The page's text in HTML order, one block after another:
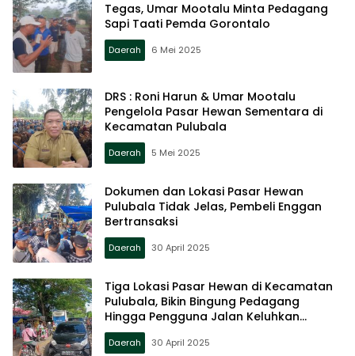
Tegas, Umar Mootalu Minta Pedagang
Sapi Taati Pemda Gorontalo
Daerah 6 Mei 2025
DRS : Roni Harun & Umar Mootalu
Pengelola Pasar Hewan Sementara di
Kecamatan Pulubala
Daerah 5 Mei 2025
Dokumen dan Lokasi Pasar Hewan
Pulubala Tidak Jelas, Pembeli Enggan
Bertransaksi
Daerah 30 April 2025
Tiga Lokasi Pasar Hewan di Kecamatan
Pulubala, Bikin Bingung Pedagang
Hingga Pengguna Jalan Keluhkan
Kemacetan
Daerah 30 April 2025